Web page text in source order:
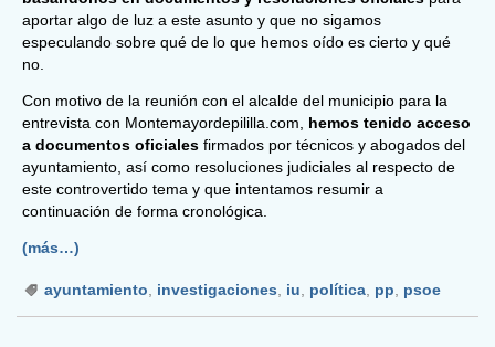
aportar algo de luz a este asunto y que no sigamos
especulando sobre qué de lo que hemos oído es cierto y qué
no.
Con motivo de la reunión con el alcalde del municipio para la
entrevista con Montemayordepililla.com, hemos tenido acceso
a documentos oficiales firmados por técnicos y abogados del
ayuntamiento, así como resoluciones judiciales al respecto de
este controvertido tema y que intentamos resumir a
continuación de forma cronológica.
(más…)
ayuntamiento investigaciones iu política pp psoe